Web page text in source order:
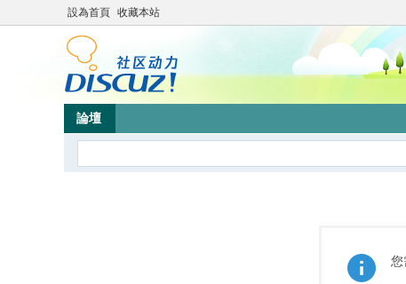
設為首頁 收藏本站
論壇
您